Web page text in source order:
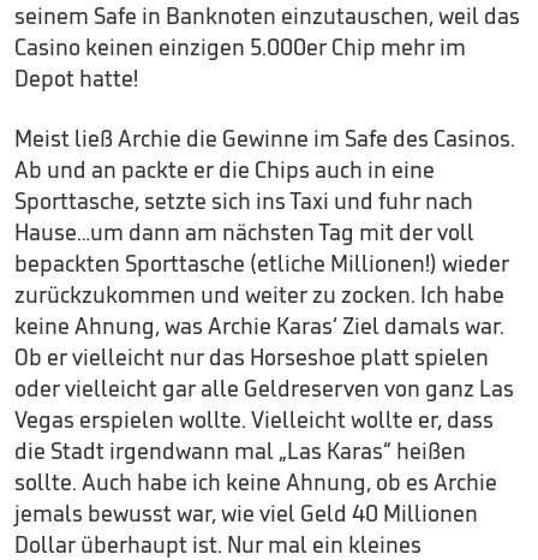
seinem Safe in Banknoten einzutauschen, weil das
Casino keinen einzigen 5.000er Chip mehr im
Depot hatte!
Meist ließ Archie die Gewinne im Safe des Casinos.
Ab und an packte er die Chips auch in eine
Sporttasche, setzte sich ins Taxi und fuhr nach
Hause…um dann am nächsten Tag mit der voll
bepackten Sporttasche (etliche Millionen!) wieder
zurückzukommen und weiter zu zocken. Ich habe
keine Ahnung, was Archie Karas‘ Ziel damals war.
Ob er vielleicht nur das Horseshoe platt spielen
oder vielleicht gar alle Geldreserven von ganz Las
Vegas erspielen wollte. Vielleicht wollte er, dass
die Stadt irgendwann mal „Las Karas“ heißen
sollte. Auch habe ich keine Ahnung, ob es Archie
jemals bewusst war, wie viel Geld 40 Millionen
Dollar überhaupt ist. Nur mal ein kleines